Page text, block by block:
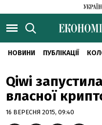
НОВИНИ ПУБЛІКАЦІЇ
Qiwi
власної
16 ВЕРЕСНЯ 2015, 09:40